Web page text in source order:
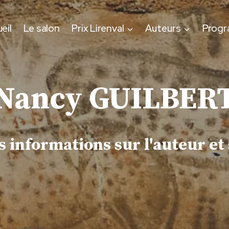
Le salon Prix Lirenval Auteurs
informations sur l'auteur